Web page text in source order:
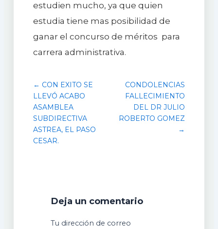
estudien mucho, ya que quien
estudia tiene mas posibilidad de
ganar el concurso de méritos para
carrera administrativa.
← CON EXITO SE
LLEVÓ ACABO
ASAMBLEA
SUBDIRECTIVA
ASTREA, EL PASO
CESAR.
CONDOLENCIAS
FALLECIMIENTO
DEL DR JULIO
ROBERTO GOMEZ
→
Deja un comentario
Tu dirección de correo